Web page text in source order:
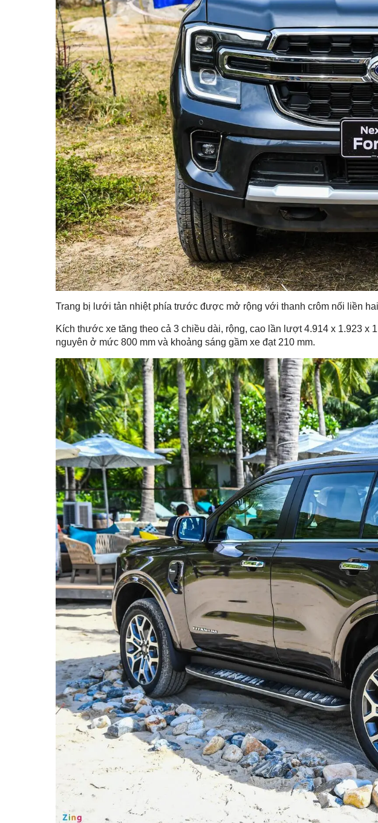
Trang bị lưới tản nhiệt phía trước được mở rộng với thanh crôm nối liền
Kích thước xe tăng theo cả 3 chiều dài, rộng, cao lần lượt 4.914 x 1.923
nguyên ở mức 800 mm và khoảng sáng gầm xe đạt 210 mm.